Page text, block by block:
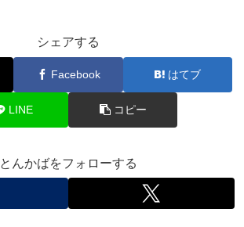
シェアする
Facebook はてブ
LINE コピー
とんかばをフォローする